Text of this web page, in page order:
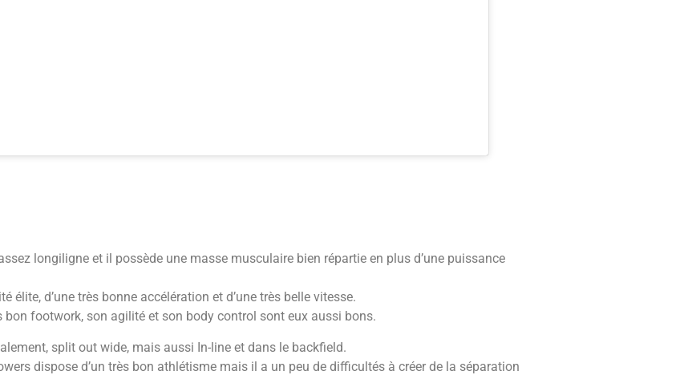
longiligne et il possède une masse musculaire bien répartie en plus d’une puissance
élite, d’une très bonne accélération et d’une très belle vitesse.
footwork, son agilité et son body control sont eux aussi bons.
split out wide, mais aussi In-line et dans le backfield.
dispose d’un très bon athlétisme mais il a un peu de difficultés à créer de la séparation